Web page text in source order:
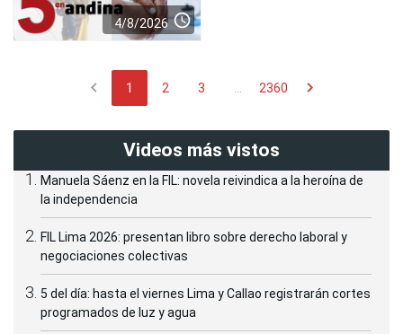
4/8/2026 access_time
chevron_left 1 2 3 ... 2360 chevron_right
Videos más vistos
Manuela Sáenz en la FIL: novela reivindica a la heroína de
la independencia
FIL Lima 2026: presentan libro sobre derecho laboral y
negociaciones colectivas
5 del día: hasta el viernes Lima y Callao registrarán cortes
programados de luz y agua